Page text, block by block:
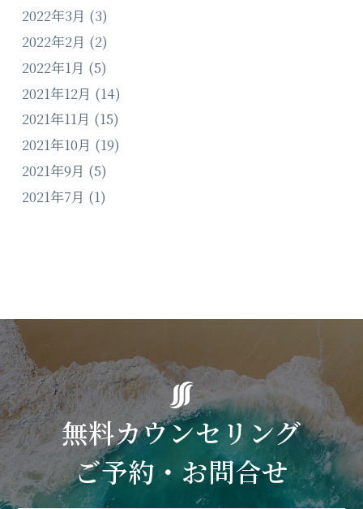
2022年3月 (3)
2022年2月 (2)
2022年1月 (5)
2021年12月 (14)
2021年11月 (15)
2021年10月 (19)
2021年9月 (5)
2021年7月 (1)
無料カウンセリング
ご予約・お問合せ